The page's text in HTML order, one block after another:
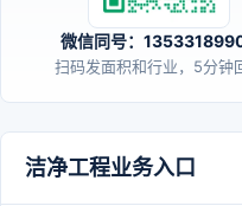
微信同号：
扫码发面积和行业，5分钟
洁净工程业务入口